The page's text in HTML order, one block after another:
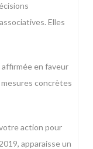
Elles
en faveur
concrètes
action pour
apparaisse un